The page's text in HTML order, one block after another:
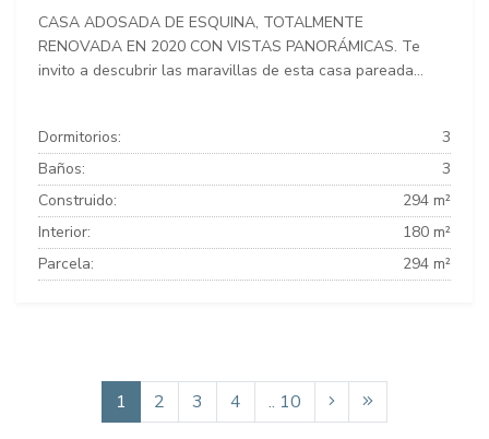
CASA ADOSADA DE ESQUINA, TOTALMENTE
RENOVADA EN 2020 CON VISTAS PANORÁMICAS. Te
invito a descubrir las maravillas de esta casa pareada...
Dormitorios:
3
Baños:
3
Construido:
294 m²
Interior:
180 m²
Parcela:
294 m²
1 2 3 4 .. 10